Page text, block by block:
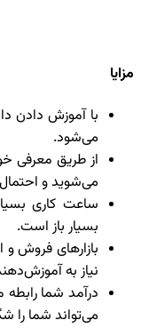
مزایا
با آموزش دادن
می‌شود.
از طریق معرفی
می‌شوید و
ساعت کاری
بسیار باز است.
بازارهای فروش و
نیاز به
درآمد شما
می‌تواند شما را